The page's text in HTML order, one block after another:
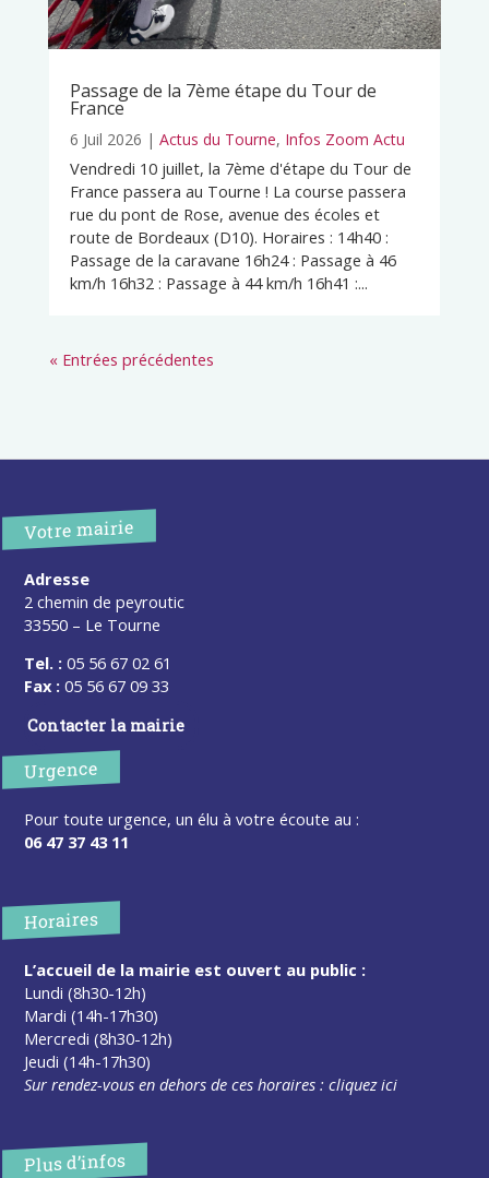
Passage de la 7ème étape du Tour de
France
6 Juil 2026 | Actus du Tourne, Infos Zoom Actu
Vendredi 10 juillet, la 7ème d'étape du Tour de
France passera au Tourne ! La course passera
rue du pont de Rose, avenue des écoles et
route de Bordeaux (D10). Horaires : 14h40 :
Passage de la caravane 16h24 : Passage à 46
km/h 16h32 : Passage à 44 km/h 16h41 :...
« Entrées précédentes
Votre mairie
Adresse
2 chemin de peyroutic
33550 – Le Tourne
Tel. : 05 56 67 02 61
Fax : 05 56 67 09 33
Contacter la mairie
Urgence
Pour toute urgence, un élu à votre écoute au :
06 47 37 43 11
Horaires
L’accueil de la mairie est ouvert au public :
Lundi (8h30-12h)
Mardi (14h-17h30)
Mercredi (8h30-12h)
Jeudi (14h-17h30)
Sur rendez-vous en dehors de ces horaires :cliquez ici
Plus d’infos